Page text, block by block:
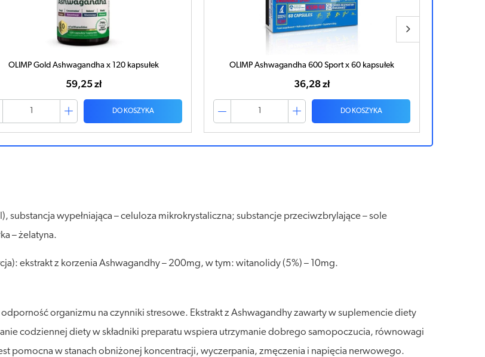
OLIMP Gold Ashwagandha x 120 kapsułek
59,25 zł
DO KOSZYKA
OLIMP Ashwagandha 600 Sport x 60 kapsułek
36,28 zł
DO KOSZYKA
substancja wypełniająca – celuloza mikrokrystaliczna; substancje przeciwzbrylające – sole
– żelatyna.
ekstrakt z korzenia Ashwagandhy – 200mg, w tym: witanolidy (5%) – 10mg.
organizmu na czynniki stresowe. Ekstrakt z Ashwagandhy zawarty w suplemencie diety
codziennej diety w składniki preparatu wspiera utrzymanie dobrego samopoczucia, równowagi
pomocna w stanach obniżonej koncentracji, wyczerpania, zmęczenia i napięcia nerwowego.